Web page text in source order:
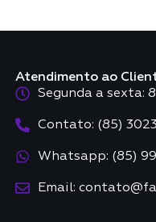
Atendimento ao
Segunda a sexta:
Contato: (85)
Whatsapp: (85)
Email: